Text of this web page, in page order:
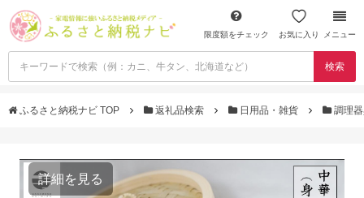
限度額をチェック お気に入り メニュー
検索
ふるさと納税ナビ TOP 返礼品検索 日用品・雑貨 調理
詳細を見る